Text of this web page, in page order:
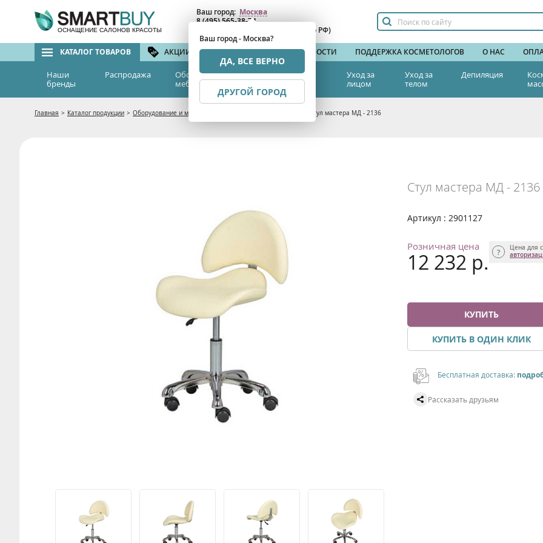
ОСНАЩЕНИЕ САЛОНОВ КРАСОТЫ
Ваш город: Москва
Ваш город - Москва?
ДА, ВСЕ ВЕРНО
ДРУГОЙ ГОРОД
8 (495) 565-38-74
(бесплатный по РФ)
КАТАЛОГ ТОВАРОВ АКЦИИ И СКИДКИ БРЕНДЫ НОВОСТИ ПОДДЕРЖКА КОСМЕТОЛОГОВ О НАС
Наши
бренды
Распродажа
Оборудование и
мебель
Эстетическая
медицина
Уход за
лицом
Уход за
телом
Депиляция
Главная > Каталог продукции > Оборудование и мебель Стул мастера МД - 2136
Стул мастера МД - 2136
Артикул : 2901127
Розничная цена
12 232 р.
Цена для
КУПИТЬ
КУПИТЬ В ОДИН КЛИК
Бесплатная доставка:
Рассказать друзьям